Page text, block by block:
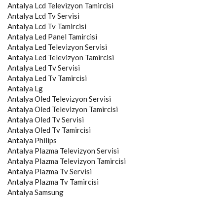
Antalya Lcd Televizyon Tamircisi
Antalya Lcd Tv Servisi
Antalya Lcd Tv Tamircisi
Antalya Led Panel Tamircisi
Antalya Led Televizyon Servisi
Antalya Led Televizyon Tamircisi
Antalya Led Tv Servisi
Antalya Led Tv Tamircisi
Antalya Lg
Antalya Oled Televizyon Servisi
Antalya Oled Televizyon Tamircisi
Antalya Oled Tv Servisi
Antalya Oled Tv Tamircisi
Antalya Philips
Antalya Plazma Televizyon Servisi
Antalya Plazma Televizyon Tamircisi
Antalya Plazma Tv Servisi
Antalya Plazma Tv Tamircisi
Antalya Samsung